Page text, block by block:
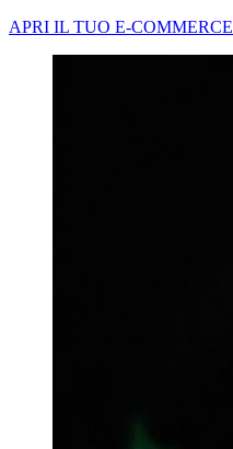
APRI IL TUO E-COMMERCE